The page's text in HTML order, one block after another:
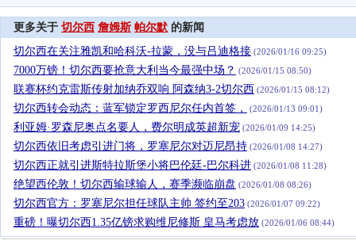
更多关于 切尔西 詹姆斯 帕尔默 的新闻
切尔西在关注雅凯和哈科沃-拉蒙，没与吕迪格接 (2026/01/16 09:25)
7000万镑！切尔西要抢意大利当今最强中场？ (2026/01/15 08:50)
联赛杯约克雷斯传射加纳乔双响 阿森纳3-2切尔西 (2026/01/15 08:12)
切尔西转会动态：蓝军锁定罗西尼尔任内首签， (2026/01/13 09:01)
利亚姆·罗森尼奥点名要人，费尔明成英超新宠 (2026/01/09 14:25)
切尔西依旧考虑引进门将，罗塞尼尔对迈尼昂持 (2026/01/08 14:27)
切尔西正就引进斯特拉斯堡小将巴伦廷-巴尔科进 (2026/01/08 11:28)
绝望西伦敦！切尔西输球输人，赛季濒临崩盘 (2026/01/08 08:26)
切尔西官方：罗塞尼尔担任球队主帅 签约至203 (2026/01/07 09:22)
重磅！曝切尔西1.35亿镑求购维尼修斯 皇马考虑放 (2026/01/06 08:44)